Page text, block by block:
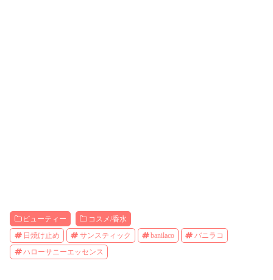
ビューティー
コスメ/香水
日焼け止め
サンスティック banilaco
バニラコ
ハローサニーエッセンス